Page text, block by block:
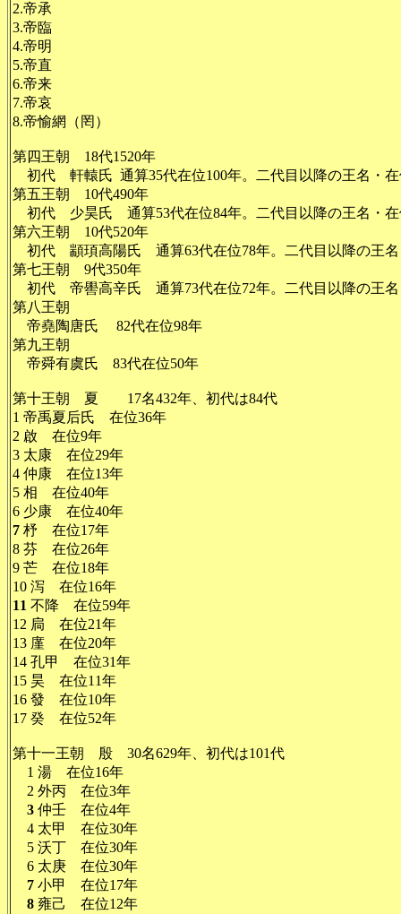
2.帝承
3.帝臨
4.帝明
5.帝直
6.帝来
7.帝哀
8.帝愉網（罔）
第四王朝 18代1520年
初代 軒轅氏 通算35代在位100年。二代目以降の王名・在
第五王朝 10代490年
初代 少昊氏 通算53代在位84年。二代目以降の王名・在
第六王朝 10代520年
初代 顓頊高陽氏 通算63代在位78年。二代目以降の王名
第七王朝 9代350年
初代 帝嚳高辛氏 通算73代在位72年。二代目以降の王名
第八王朝
帝堯陶唐氏 82代在位98年
第九王朝
帝舜有虞氏 83代在位50年
第十王朝 夏 17名432年、初代は84代
1 帝禹夏后氏 在位36年
2 啟 在位9年
3 太康 在位29年
4 仲康 在位13年
5 相 在位40年
6 少康 在位40年
7 杼 在位17年
8 芬 在位26年
9 芒 在位18年
10 泻 在位16年
11 不降 在位59年
12 扃 在位21年
13 廑 在位20年
14 孔甲 在位31年
15 昊 在位11年
16 發 在位10年
17 癸 在位52年
第十一王朝 殷 30名629年、初代は101代
1 湯 在位16年
2 外丙 在位3年
3 仲壬 在位4年
4 太甲 在位30年
5 沃丁 在位30年
6 太庚 在位30年
7 小甲 在位17年
8 雍己 在位12年